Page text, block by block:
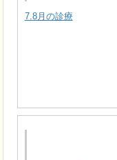
7.8月の診療